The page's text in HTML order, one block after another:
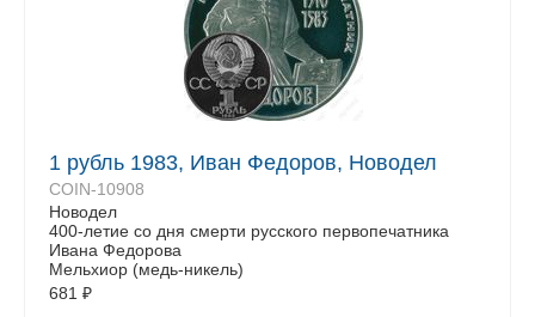
1 рубль 1983, Иван Федоров, Новодел
COIN-10908
Новодел
400-летие со дня смерти русского первопечaтника
Ивана Федорова
Мельхиор (медь-никель)
681 ₽